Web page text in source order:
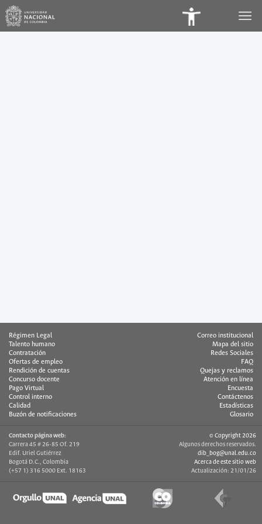
Régimen Legal
Talento humano
Contratación
Ofertas de empleo
Rendición de cuentas
Concurso docente
Pago Virtual
Control interno
Calidad
Buzón de notificaciones
Correo institucional
Mapa del sitio
Redes Sociales
FAQ
Quejas y reclamos
Atención en línea
Encuesta
Contáctenos
Estadísticas
Glosario
Contacto página web:
Carrera 45 # 26-85 Of. 219
Edif. Uriel Gutiérrez
Bogotá D.C., Colombia
(+57 1) 316 5000 Ext. 18163
© Copyright 2026
Algunos derechos reservados.
dib_bog@unal.edu.co
Acerca de este sitio web
Actualización: 21/01/26